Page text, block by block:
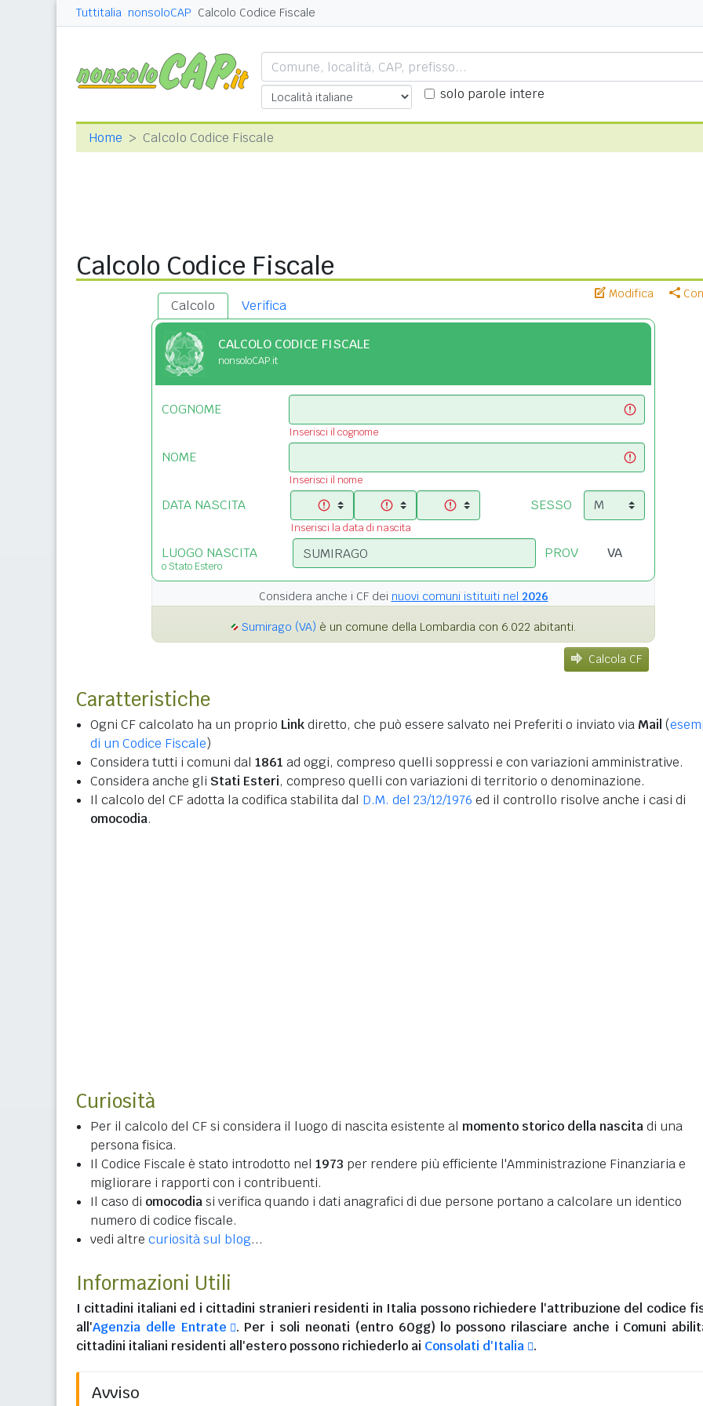
Tuttitalia nonsoloCAP Calcolo Codice Fiscale
solo parole intere
Home Calcolo Codice Fiscale
Calcolo Codice Fiscale
Modifica
Calcolo Verifica
CALCOLO CODICE FISCALE
nonsoloCAP.it
COGNOME
Inserisci il cognome
NOME
Inserisci il nome
DATA NASCITA
Inserisci la data di nascita
SESSO
LUOGO NASCITA
o Stato Estero
PROV
Considera anche i CF dei nuovi comuni istituiti nel 2026
Sumirago (VA) è un comune della Lombardia con 6.022 abitanti.
Calcola CF
Caratteristiche
Ogni CF calcolato ha un proprio Linkdiretto, che può essere salvato nei Preferiti o inviato via Mail (
di un Codice Fiscale)
Considera tutti i comuni dal 1861 ad oggi, compreso quelli soppressi e con variazioni amministrative.
Considera anche gli Stati Esteri, compreso quelli con variazioni di territorio o denominazione.
Il calcolo del CF adotta la codifica stabilita dal D.M. del 23/12/1976 ed il controllo risolve anche i casi di
omocodia.
Curiosità
Per il calcolo del CF si considera il luogo di nascita esistente al momento storico della nascitadi una
persona fisica.
Il Codice Fiscale è stato introdotto nel 1973 per rendere più efficiente l'Amministrazione Finanziaria e
migliorare i rapporti con i contribuenti.
Il caso di omocodiasi verifica quando i dati anagrafici di due persone portano a calcolare un identico
numero di codice fiscale.
vedi altre curiosità sul blog...
Informazioni Utili
I cittadini italiani ed i cittadini stranieri residenti in Italia possono richiedere l'attribuzione del codice
all'Agenzia delle Entrate
. Per i soli neonati (entro 60gg) lo possono rilasciare anche i Comuni
cittadini italiani residenti all'esteropossono richiederlo ai Consolati d'Italia .
Avviso